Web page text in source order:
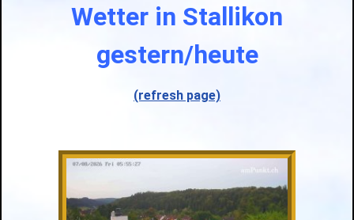
Wetter in Stallikon
gestern/heute
(refresh page)